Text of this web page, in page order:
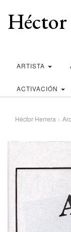
ARTISTA
ACTIVACIÓN
Héctor Herrera >